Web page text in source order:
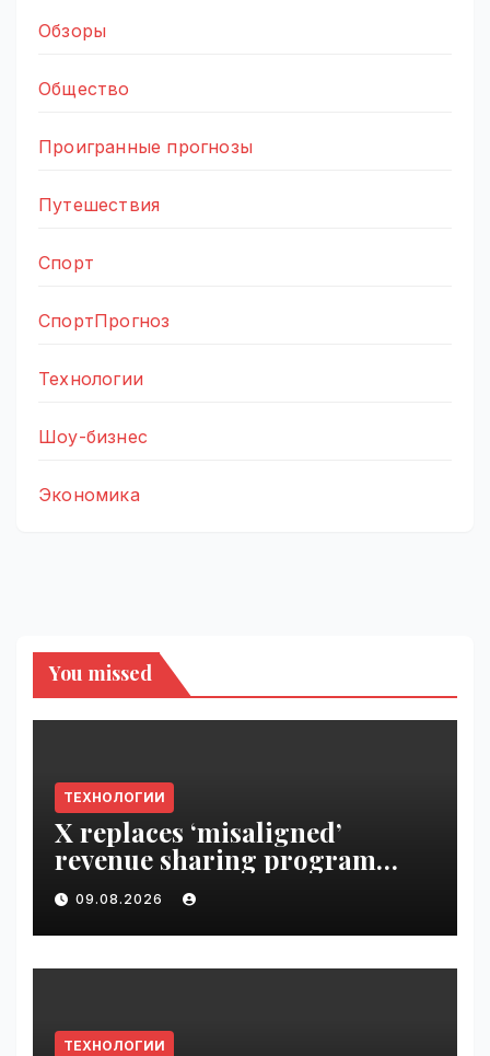
Обзоры
Общество
Проигранные прогнозы
Путешествия
Спорт
СпортПрогноз
Технологии
Шоу-бизнес
Экономика
You missed
ТЕХНОЛОГИИ
X replaces ‘misaligned’
revenue sharing program
with Original Content
Rewards | VseTime.ru
09.08.2026
ТЕХНОЛОГИИ